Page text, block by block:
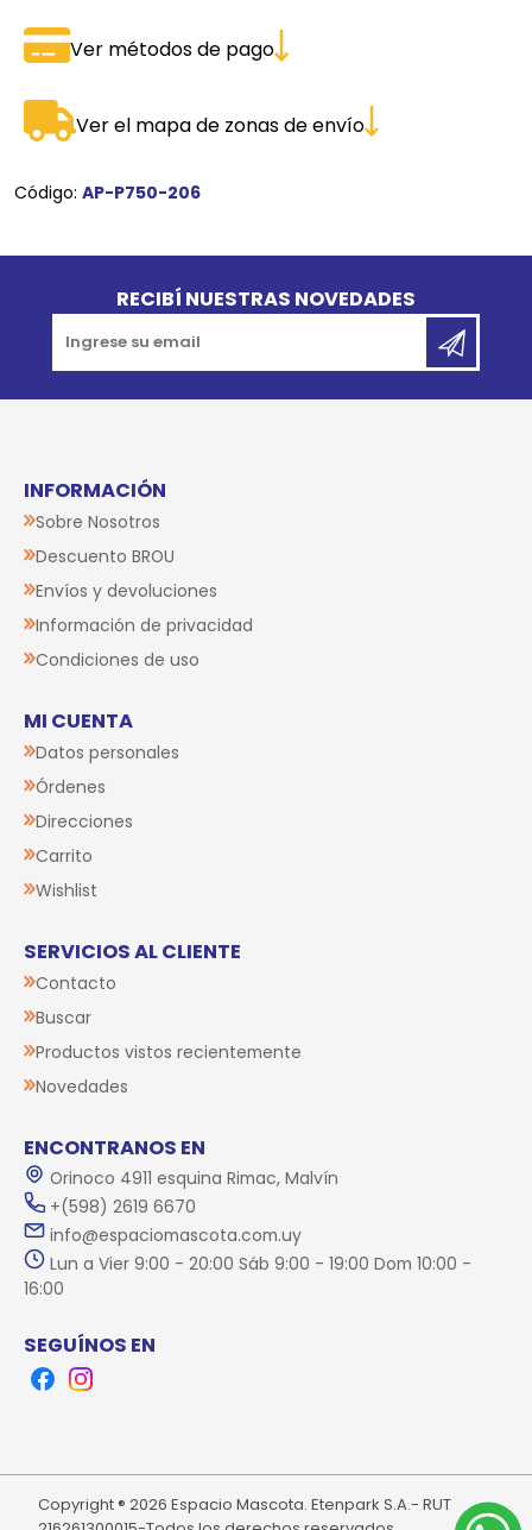
Ver métodos de pago
Ver el mapa de zonas de envío
Código: AP-P750-206
RECIBÍ NUESTRAS NOVEDADES
INFORMACIÓN
Sobre Nosotros
Descuento BROU
Envíos y devoluciones
Información de privacidad
Condiciones de uso
MI CUENTA
Datos personales
Órdenes
Direcciones
Carrito
Wishlist
SERVICIOS AL CLIENTE
Contacto
Buscar
Productos vistos recientemente
Novedades
ENCONTRANOS EN
Orinoco 4911 esquina Rimac, Malvín
+(598) 2619 6670
info@espaciomascota.com.uy
Lun a Vier 9:00 - 20:00 Sáb 9:00 - 19:00 Dom 10:00 -
16:00
SEGUÍNOS EN
FacebookInstagram
Copyright ® 2026 Espacio Mascota. Etenpark S.A.- RUT